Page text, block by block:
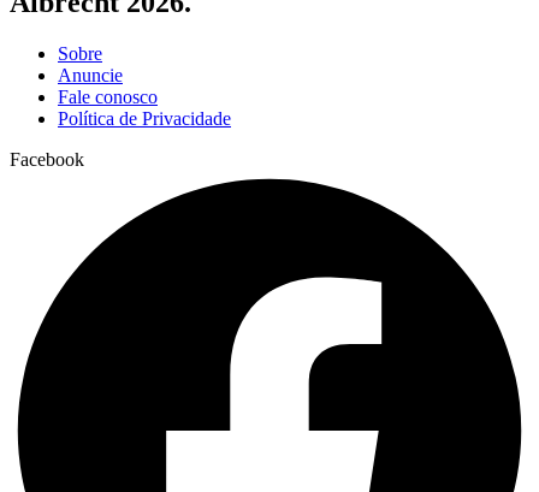
Sobre
Anuncie
Fale conosco
Política de Privacidade
Facebook